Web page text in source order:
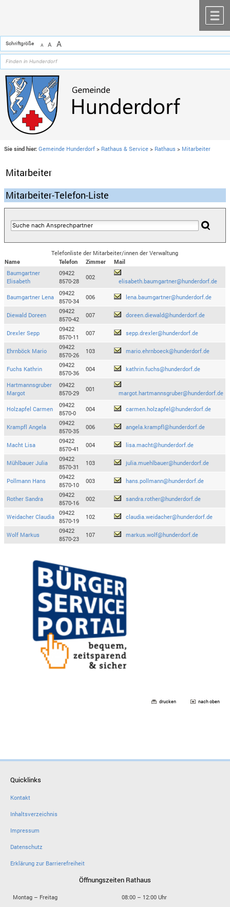
Schriftgröße A A A
Sie sind hier: Gemeinde Hunderdorf > Rathaus & Service > Rathaus > Mitarbeiter
Mitarbeiter
Mitarbeiter-Telefon-Liste
Telefonliste der Mitarbeiter/innen der Verwaltung
Name
Telefon Zimmer
Mail
Baumgartner
Elisabeth
09422
8570-28
002
elisabeth.baumgartner@hunderdorf.de
Baumgartner Lena
09422
8570-34
006 lena.baumgartner@hunderdorf.de
Diewald Doreen
09422
8570-42
007 doreen.diewald@hunderdorf.de
Drexler Sepp
09422
8570-11
007 sepp.drexler@hunderdorf.de
Ehrnböck Mario
09422
8570-26
103 mario.ehrnboeck@hunderdorf.de
Fuchs Kathrin
09422
8570-36
004 kathrin.fuchs@hunderdorf.de
Hartmannsgruber
Margot
09422
8570-29
001
margot.hartmannsgruber@hunderdorf.de
Holzapfel Carmen
09422
8570-0
004 carmen.holzapfel@hunderdorf.de
Krampfl Angela
09422
8570-35
006 angela.krampfl@hunderdorf.de
Macht Lisa
09422
8570-41
004 lisa.macht@hunderdorf.de
Mühlbauer Julia
09422
8570-31
103 julia.muehlbauer@hunderdorf.de
Pollmann Hans
09422
8570-10
003 hans.pollmann@hunderdorf.de
Rother Sandra
09422
8570-16
002 sandra.rother@hunderdorf.de
Weidacher Claudia
09422
8570-19
102 claudia.weidacher@hunderdorf.de
Wolf Markus
09422
8570-23
107 markus.wolf@hunderdorf.de
drucken nach oben
Quicklinks
Kontakt
Inhaltsverzeichnis
Impressum
Datenschutz
Erklärung zur Barrierefreiheit
Öffnungszeiten Rathaus
Montag – Freitag
08:00 – 12:00 Uhr